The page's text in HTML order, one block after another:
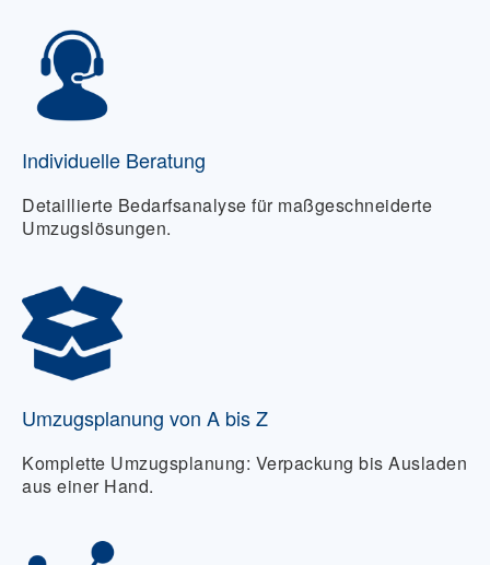
Individuelle Beratung
Detaillierte Bedarfsanalyse für maßgeschneiderte
Umzugslösungen.
Umzugsplanung von A bis Z
Komplette Umzugsplanung: Verpackung bis Ausladen
aus einer Hand.